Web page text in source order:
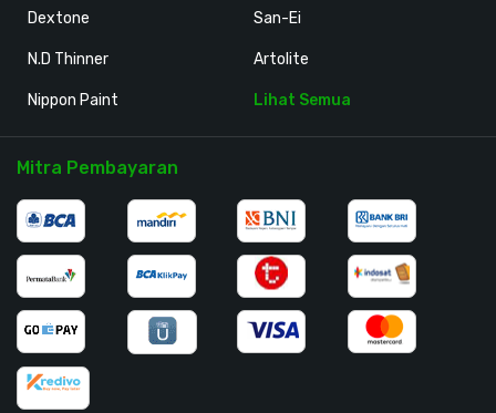
Dextone
N.D Thinner
Nippon Paint
San-Ei
Artolite
Lihat Semua
Mitra Pembayaran